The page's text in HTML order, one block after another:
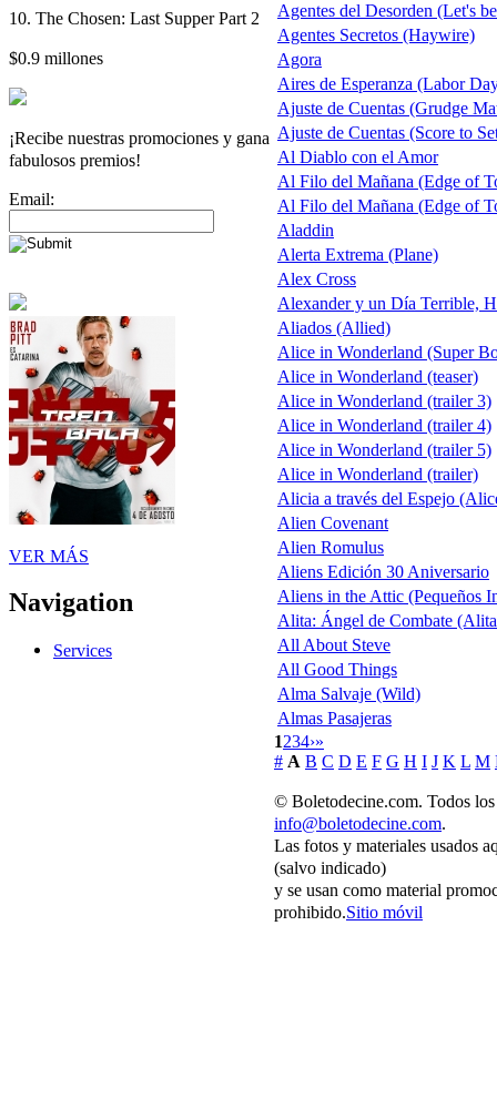
10. The Chosen: Last Supper Part 2
$0.9 millones
¡Recibe nuestras promociones y gana
fabulosos premios!
Email:
VER MÁS
Navigation
Services
Agentes del Desorden (Let's
Agentes Secretos (Haywire)
Agora
Aires de Esperanza (Labor
Ajuste de Cuentas (Grudge
Ajuste de Cuentas (Score to
Al Diablo con el Amor
Al Filo del Mañana (Edge of
Al Filo del Mañana (Edge of
Aladdin
Alerta Extrema (Plane)
Alex Cross
Alexander y un Día Terrible,
Aliados (Allied)
Alice in Wonderland (Super
Alice in Wonderland (teaser)
Alice in Wonderland (trailer 3)
Alice in Wonderland (trailer 4)
Alice in Wonderland (trailer 5)
Alice in Wonderland (trailer)
Alicia a través del Espejo
Alien Covenant
Alien Romulus
Aliens Edición 30 Aniversario
Aliens in the Attic (Pequeños
Alita: Ángel de Combate
All About Steve
All Good Things
Alma Salvaje (Wild)
Almas Pasajeras
1234›»
# A B C D E F G H I J K L M
© Boletodecine.com. Todos los
info@boletodecine.com.
Las fotos y materiales usados
(salvo indicado)
y se usan como material
prohibido.Sitio móvil